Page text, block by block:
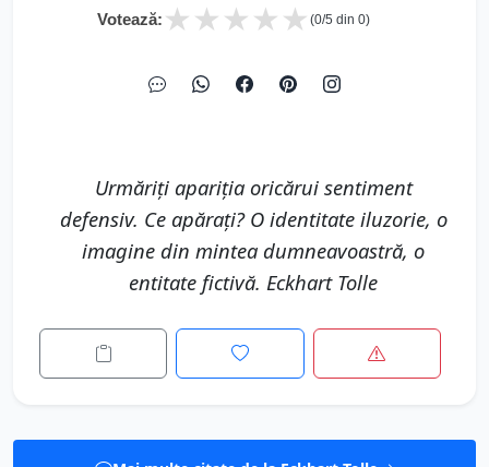
Votează: ★
★
★
★
★ (0/5 din 0)
Urmăriți apariția oricărui sentiment
defensiv. Ce apărați? O identitate iluzorie, o
imagine din mintea dumneavoastră, o
entitate fictivă. Eckhart Tolle